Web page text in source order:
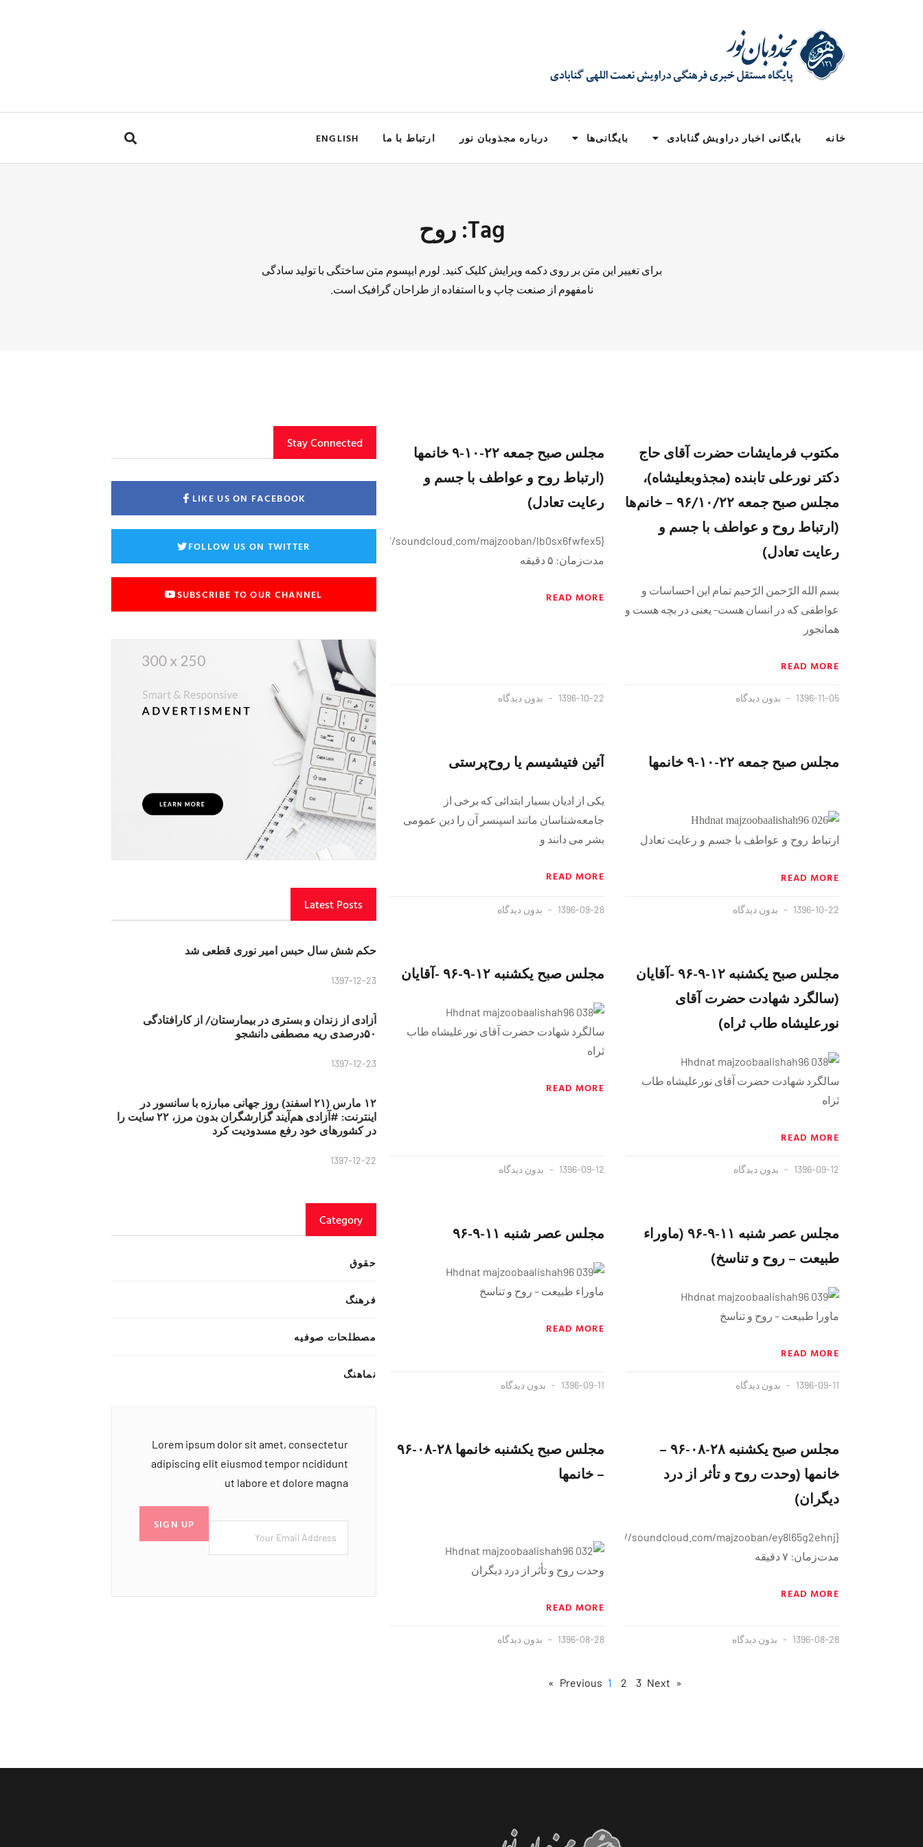
خانه بایگانی اخبار دراویش گنابادی بایگانی‌ها درباره مجذوبان نور ارتباط با ما ENGLISH
Tag: روح
برای تغییر این متن بر روی دکمه ویرایش کلیک کنید. لورم ایپسوم متن ساختگی با تولید سادگی
نامفهوم از صنعت چاپ و با استفاده از طراحان گرافیک است.
مکتوب فرمایشات حضرت آقای حاج
دکتر نورعلی تابنده (مجذوبعلیشاه)،
مجلس صبح جمعه ۹۶/۱۰/۲۲ – خانم‌ها
(ارتباط روح و عواطف با جسم و
رعایت تعادل)
بسم الله الرّحمن الرّحیم تمام این احساسات و
عواطفی که در انسان هست- یعنی در بچه هست و
همانجور
READ MORE
1396-11-05 بدون دیدگاه
مجلس صبح جمعه ۲۲-۱۰-۹ خانمها
(ارتباط روح و عواطف با جسم و
رعایت تعادل)
مدت‌زمان: ۵ دقیقه
READ MORE
1396-10-22 بدون دیدگاه
مجلس صبح جمعه ۲۲-۱۰-۹ خانمها
ارتباط روح و عواطف با جسم و رعایت تعادل
READ MORE
1396-10-22 بدون دیدگاه
آئین فتیشیسم یا روح‌پرستی
یکى از ادیان بسیار ابتدائى که برخى از
جامعه‌شناسان مانند اسپنسر آن را دین عمومى
بشر مى دانند و
READ MORE
1396-09-28 بدون دیدگاه
مجلس صبح یکشنبه ١٢-٩-٩۶ -آقایان
(سالگرد شهادت حضرت آقای
نورعلیشاه طاب ثراه)
سالگرد شهادت حضرت آقای نورعلیشاه طاب
ثراه
READ MORE
1396-09-12 بدون دیدگاه
مجلس صبح یکشنبه ١٢-٩-٩۶ -آقایان
سالگرد شهادت حضرت آقای نورعلیشاه طاب
ثراه
READ MORE
1396-09-12 بدون دیدگاه
مجلس عصر شنبه ١١-٩-٩۶ (ماوراء
طبیعت – روح و تناسخ)
ماورا طبیعت – روح و تناسخ
READ MORE
1396-09-11 بدون دیدگاه
مجلس عصر شنبه ١١-٩-٩۶
ماوراء طبیعت – روح و تناسخ
READ MORE
1396-09-11 بدون دیدگاه
مجلس صبح یکشنبه ۲۸-۰۸-۹۶ –
خانمها (وحدت روح و تأثر از درد
دیگران)
مدت‌زمان: ۷ دقيقه
READ MORE
1396-08-28 بدون دیدگاه
مجلس صبح یکشنبه خانمها ۲۸-۰۸-۹۶
– خانمها
وحدت روح و تأثر از درد دیگران
READ MORE
1396-08-28 بدون دیدگاه
« Previous
1 2 3 Next »
Stay Connected
LIKE US ON FACEBOOK
FOLLOW US ON TWITTER
SUBSCRIBE TO OUR CHANNEL
Latest Posts
حکم شش سال حبس امیر نوری قطعی شد
1397-12-23
آزادی از زندان و بستری در بیمارستان/ از کارافتادگی
۵۰درصدی ریه مصطفی دانشجو
1397-12-23
۱۲ مارس (۲۱ اسفند) روز جهانی مبارزه با سانسور در
اینترنت: #آزادی هم‌آیند گزارشگران‌ بدون مرز، ۲۲ سایت را
در کشورهای خود رفع مسدودیت کرد
1397-12-22
Category
حقوق
فرهنگ
مصطلحات صوفیه
نماهنگ
Lorem ipsum dolor sit amet, consectetur
adipiscing elit eiusmod tempor ncididunt
ut labore et dolore magna
SIGN UP